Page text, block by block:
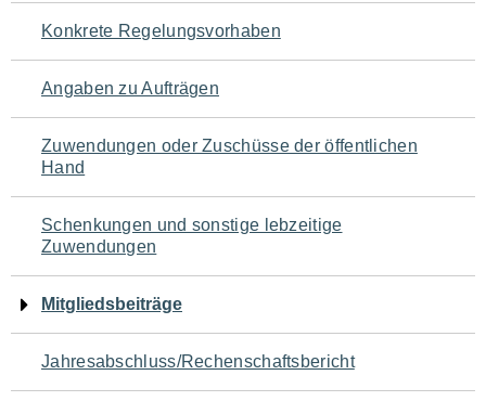
Seiteninhalt
Konkrete Regelungsvorhaben
Angaben zu Aufträgen
Zuwendungen oder Zuschüsse der öffentlichen
Hand
Schenkungen und sonstige lebzeitige
Zuwendungen
Mitgliedsbeiträge
Jahresabschluss/Rechenschaftsbericht